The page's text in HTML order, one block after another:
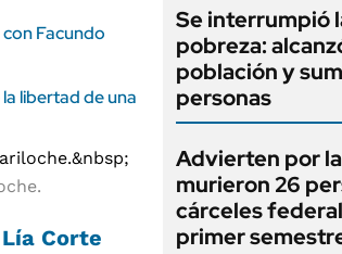
Facundo
libertad de una
Corte
Se interrumpió
pobreza:
población y
personas
Advierten por
murieron 26
cárceles
primer